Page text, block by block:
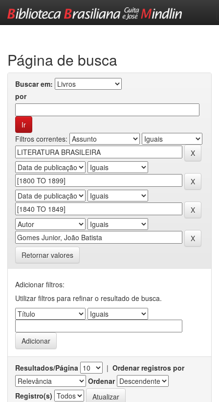
Página de busca
Buscar em:
por
Filtros correntes:
Retornar valores
Adicionar filtros:
Utilizar filtros para refinar o resultado de busca.
Resultados/Página | Ordenar registros por
Ordenar
Registro(s)